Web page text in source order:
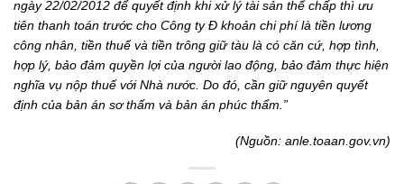
ngày 22/02/2012 để quyết định khi xử lý tài sản thế chấp thì ưи
tiên thanh toán trước cho Công ty Đ khoản chi phí là tiền lương
công nhân, tiền thuế và tiền trông giữ tàu là có căn cứ, hợp tình,
hợp lý, bảo đảm quyền lợi của người lao động, bảo đảm thực hiện
nghĩa vụ nộp thuế với Nhà nước. Do đó, cần giữ nguyên quyết
định của bản án sơ thấm và bản án phúc thẩm.”
(Nguồn: anle.toaan.gov.vn)